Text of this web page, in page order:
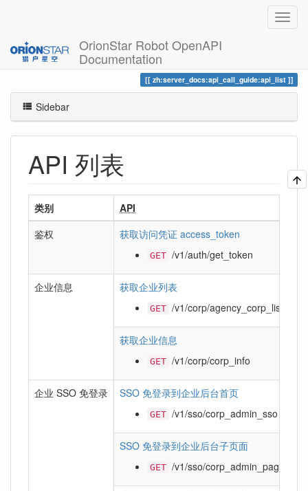
OrionStar Robot OpenAPI
Documentation
Trace API 列表
zh:server_docs:api_call_guide:api_list
Sidebar
API 列表
类别
API
鉴权
获取访问凭证 access_token
GET /v1/auth/get_token
企业信息 获取企业列表
GET /v1/corp/agency_corp_list
获取企业信息
GET /v1/corp/corp_info
企业 SSO 免登录 SSO 免登录到企业后台首页
GET /v1/sso/corp_admin_sso
SSO 免登录到企业后台子页面
GET /v1/sso/corp_admin_page_sso